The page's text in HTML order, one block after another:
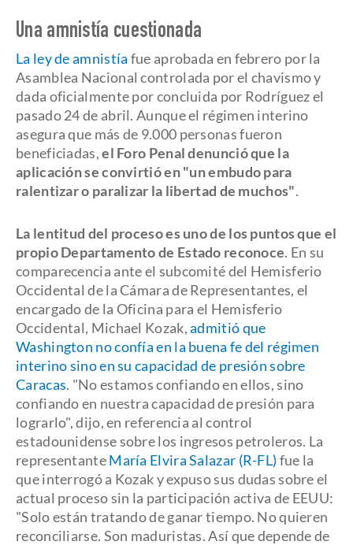
Una amnistía cuestionada
La ley de amnistía fue aprobada en febrero por la
Asamblea Nacional controlada por el chavismo y
dada oficialmente por concluida por Rodríguez el
pasado 24 de abril. Aunque el régimen interino
asegura que más de 9.000 personas fueron
beneficiadas,el Foro Penal denunció que la
aplicación se convirtió en "un embudo para
ralentizar o paralizar la libertad de muchos".
La lentitud del proceso es uno de los puntos que el
propio Departamento de Estado reconoce. En su
comparecencia ante el subcomité del Hemisferio
Occidental de la Cámara de Representantes, el
encargado de la Oficina para el Hemisferio
Occidental, Michael Kozak,admitió que
Washington no confía en la buena fe del régimen
interino sino en su capacidad de presión sobre
Caracas. "No estamos confiando en ellos, sino
confiando en nuestra capacidad de presión para
lograrlo", dijo, en referencia al control
estadounidense sobre los ingresos petroleros. La
representanteMaría Elvira Salazar (R-FL) fue la
que interrogó a Kozak y expuso sus dudas sobre el
actual proceso sin la participación activa de EEUU:
"Solo están tratando de ganar tiempo. No quieren
reconciliarse. Son maduristas. Así que depende de